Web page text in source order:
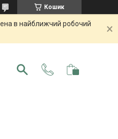
Кошик
в найближчий робочий